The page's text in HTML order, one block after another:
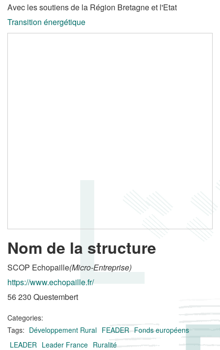
Avec les soutiens de la Région Bretagne et l'Etat
Transition énergétique
Nom de la structure
SCOP Echopaille(Micro-Entreprise)
https://www.echopaille.fr/
56 230 Questembert
Categories:
Tags: Développement Rural FEADER Fonds européens
LEADER Leader France Ruralité